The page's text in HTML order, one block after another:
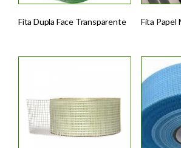
Fita Dupla Face Transparente Fita Papel